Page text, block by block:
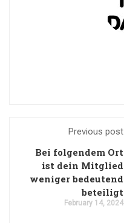
Previous post
Bei folgendem Ort
ist dein Mitglied
weniger bedeutend
beteiligt
February 14, 2024